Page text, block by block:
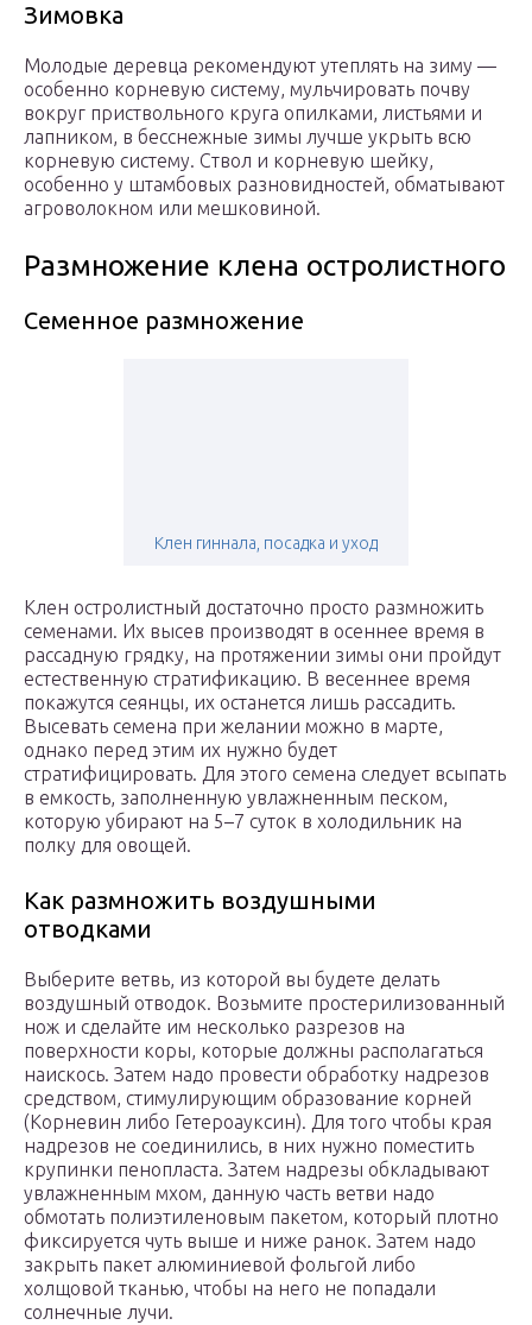
Зимовка
Молодые деревца рекомендуют утеплять на зиму —
особенно корневую систему, мульчировать почву
вокруг приствольного круга опилками, листьями и
лапником, в бесснежные зимы лучше укрыть всю
корневую систему. Ствол и корневую шейку,
особенно у штамбовых разновидностей, обматывают
агроволокном или мешковиной.
Размножение клена остролистного
Семенное размножение
Клен гиннала, посадка и уход
Клен остролистный достаточно просто размножить
семенами. Их высев производят в осеннее время в
рассадную грядку, на протяжении зимы они пройдут
естественную стратификацию. В весеннее время
покажутся сеянцы, их останется лишь рассадить.
Высевать семена при желании можно в марте,
однако перед этим их нужно будет
стратифицировать. Для этого семена следует всыпать
в емкость, заполненную увлажненным песком,
которую убирают на 5–7 суток в холодильник на
полку для овощей.
Как размножить воздушными
отводками
Выберите ветвь, из которой вы будете делать
воздушный отводок. Возьмите простерилизованный
нож и сделайте им несколько разрезов на
поверхности коры, которые должны располагаться
наискось. Затем надо провести обработку надрезов
средством, стимулирующим образование корней
(Корневин либо Гетероауксин). Для того чтобы края
надрезов не соединились, в них нужно поместить
крупинки пенопласта. Затем надрезы обкладывают
увлажненным мхом, данную часть ветви надо
обмотать полиэтиленовым пакетом, который плотно
фиксируется чуть выше и ниже ранок. Затем надо
закрыть пакет алюминиевой фольгой либо
холщовой тканью, чтобы на него не попадали
солнечные лучи.